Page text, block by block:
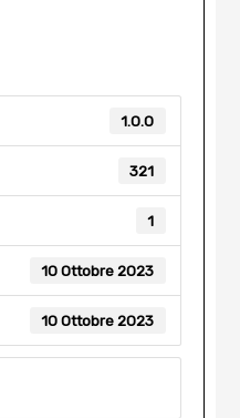
1.0.0
321
1
10 Ottobre 2023
10 Ottobre 2023